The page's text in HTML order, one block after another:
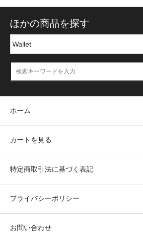
ほかの商品を探す
ホーム
カートを見る
特定商取引法に基づく表記
プライバシーポリシー
お問い合わせ